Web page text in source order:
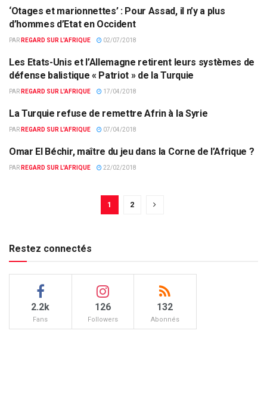
ACTUALITÉS PAR PAYS
‘Otages et marionnettes’ : Pour Assad, il n’y a plus
d’hommes d’Etat en Occident
PAR REGARD SUR L'AFRIQUE 02/07/2018
ACTUALITÉS PAR PAYS
Les Etats-Unis et l’Allemagne retirent leurs systèmes de
défense balistique « Patriot » de la Turquie
PAR REGARD SUR L'AFRIQUE 17/04/2018
EUROPE & MONDE
La Turquie refuse de remettre Afrin à la Syrie
PAR REGARD SUR L'AFRIQUE 07/04/2018
ACTUALITÉS PAR PAYS
Omar El Béchir, maître du jeu dans la Corne de l’Afrique ?
PAR REGARD SUR L'AFRIQUE 22/02/2018
1 2
Restez connectés
2.2k
Fans
126
Followers
132
Abonnés